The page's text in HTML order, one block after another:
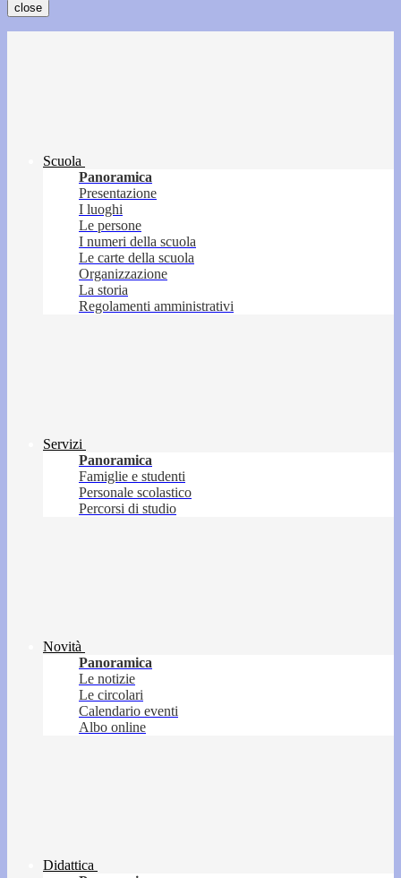
close
Scuola
Panoramica
Presentazione
I luoghi
Le persone
I numeri della scuola
Le carte della scuola
Organizzazione
La storia
Regolamenti amministrativi
Servizi
Panoramica
Famiglie e studenti
Personale scolastico
Percorsi di studio
Novità
Panoramica
Le notizie
Le circolari
Calendario eventi
Albo online
Didattica